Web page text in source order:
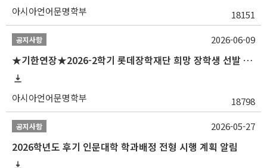
아시아언어문명학부 18151
공지사항
★기한연장★2026-2학기 롯데장학재단 희망 장학생 선발 안내(~6/15
아시아언어문명학부 18798
2026-06-09
공지사항
2026학년도 후기 인문대학 학과배정 전형 시행 계획 알림
2026-05-27